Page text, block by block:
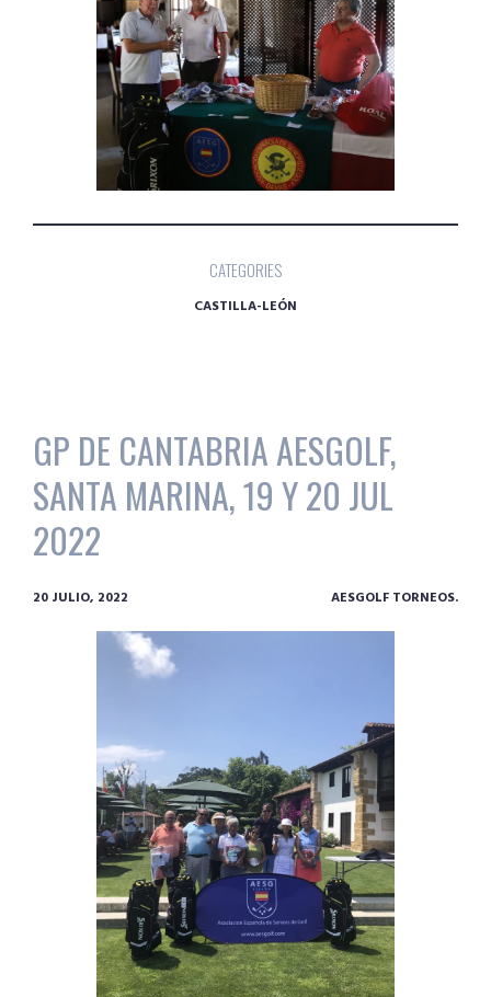
CATEGORIES
CASTILLA-LEÓN
GP DE CANTABRIA AESGOLF,
SANTA MARINA, 19 Y 20 JUL
2022
20 JULIO, 2022 AESGOLF TORNEOS.